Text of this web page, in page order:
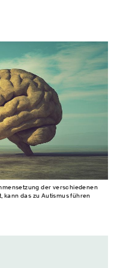
der verschiedenen
kann das zu Autismus führen